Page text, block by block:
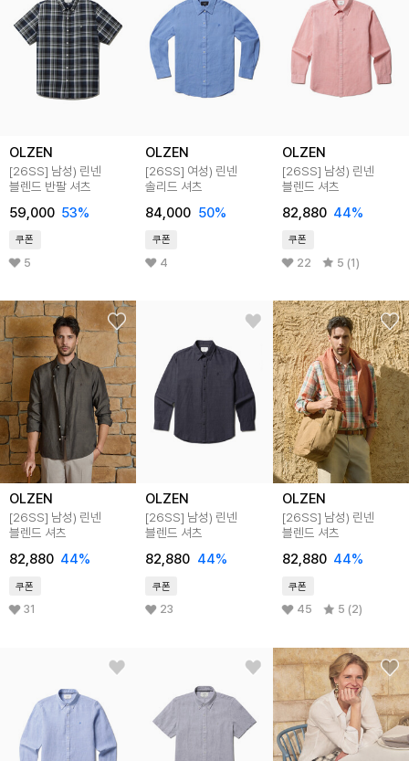
OLZEN
[26SS] 남성) 린넨
블렌드 반팔 셔츠
59,000 53%
쿠폰
5
OLZEN
[26SS] 여성) 린넨
솔리드 셔츠
84,000 50%
쿠폰
4
OLZEN
[26SS] 남성) 린넨
블렌드 셔츠
82,880 44%
쿠폰
22 5 (1)
OLZEN
[26SS] 남성) 린넨
블렌드 셔츠
82,880 44%
쿠폰
31
OLZEN
[26SS] 남성) 린넨
블렌드 셔츠
82,880 44%
쿠폰
23
OLZEN
[26SS] 남성) 린넨
블렌드 셔츠
82,880 44%
쿠폰
45 5 (2)